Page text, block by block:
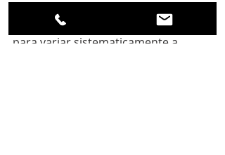
termoelétrico personalizado (TED)
para variar sistematicamente a